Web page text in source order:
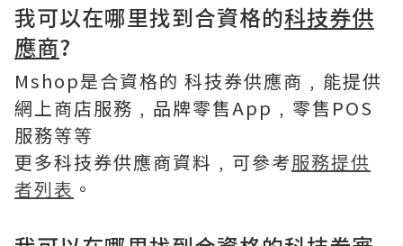
我可以在哪里找到合資格的科技券供
應商?
Mshop是合資格的 科技券供應商﹐能提供
網上商店服務﹐品牌零售App﹐零售POS
服務等等
更多科技券供應商資料﹐可參考服務提供
者列表 。